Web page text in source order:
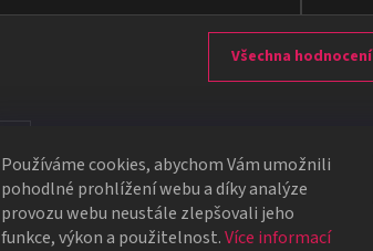
Používáme cookies, abychom Vám umožnili
pohodlné prohlížení webu a díky analýze
provozu webu neustále zlepšovali jeho
funkce, výkon a použitelnost.Více informací
Všechna hodnocení